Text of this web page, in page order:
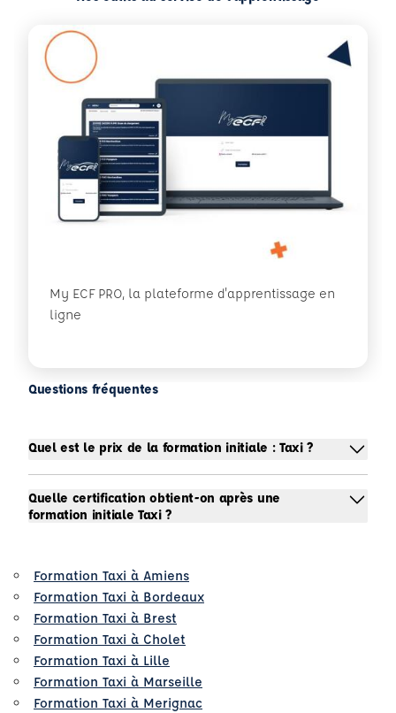
My ECF PRO, la plateforme d'apprentissage en
ligne
Questions fréquentes
Quel est le prix de la formation initiale : Taxi ?
Quelle certification obtient-on après une
formation initiale Taxi ?
Formation Taxi à Amiens
Formation Taxi à Bordeaux
Formation Taxi à Brest
Formation Taxi à Cholet
Formation Taxi à Lille
Formation Taxi à Marseille
Formation Taxi à Merignac